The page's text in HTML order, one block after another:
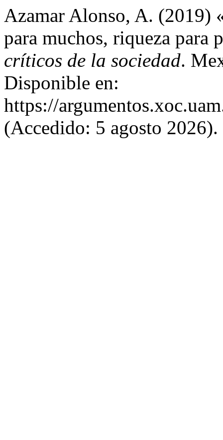
Azamar Alonso, A. (2019)
para muchos, riqueza para
críticos de la sociedad.
Disponible en:
https://
(Accedido: 5 agosto 2026).